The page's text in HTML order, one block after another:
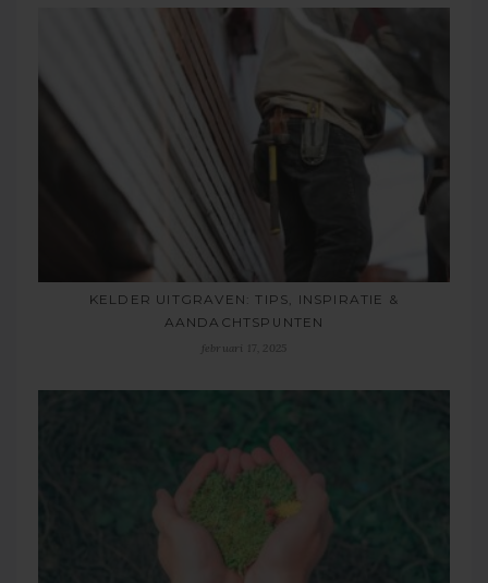
KELDER UITGRAVEN: TIPS, INSPIRATIE &
AANDACHTSPUNTEN
februari 17, 2025